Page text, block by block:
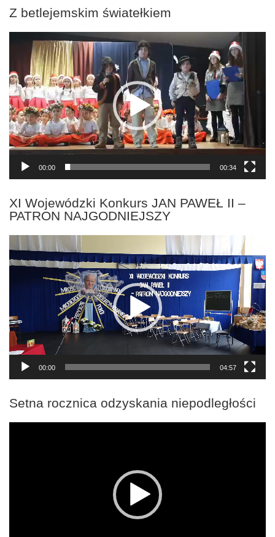
Z betlejemskim światełkiem
Odtwarzacz
00:00 00:34
XI Wojewódzki Konkurs JAN PAWEŁ II –
PATRON NAJGODNIEJSZY
Odtwarzacz
video
00:00 04:57
Setna rocznica odzyskania niepodległości